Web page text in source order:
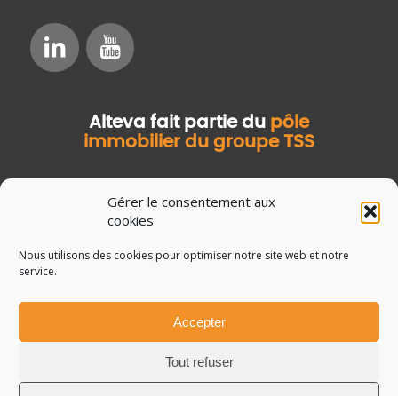
Gérer le consentement aux
cookies
Nous utilisons des cookies pour optimiser notre site web et notre
service.
Accepter
Tout refuser
Alteva fait partie du pôle
immobilier du groupe TSS
© Copyright Salvia Développement
Données personnelles Guide de la GMAO